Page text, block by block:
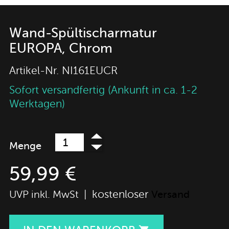
Wand-Spültischarmatur
EUROPA, Chrom
Artikel-Nr. NI161EUCR
Sofort versandfertig (Ankunft in ca. 1-2
Werktagen)
Menge
59,99 €
UVP inkl. MwSt | kostenloser